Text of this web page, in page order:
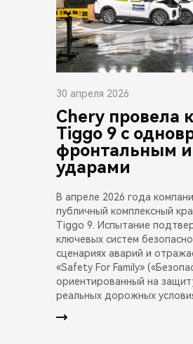
30 апреля 2026
Chery провела
Tiggo 9 с
фронтальным
ударами
В апреле 2026 года
публичный комплексный
Tiggo 9. Испытание
ключевых систем
сценариях аварий и
«Safety For Family»
ориентированный на
реальных дорожных